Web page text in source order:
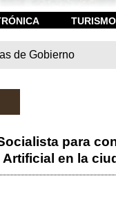
TURISMO
de Gobierno
para
en la